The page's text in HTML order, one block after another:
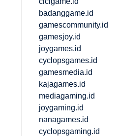
badanggame.id
gamescommunity.id
gamesjoy.id
joygames.id
cyclopsgames.id
gamesmedia.id
kajagames.id
mediagaming.id
joygaming.id
nanagames.id
cyclopsgaming.id